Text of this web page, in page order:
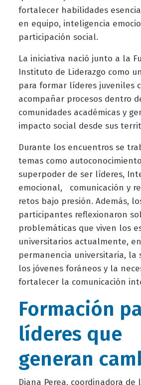
fortalecer habilidades
en equipo, inteligencia
participación social.
La iniciativa nació junto a la
Instituto de Liderazgo como
para formar líderes juveniles
acompañar procesos dentro
comunidades académicas y
impacto social desde sus
Durante los encuentros se
temas como
superpoder de ser líderes,
emocional, comunicación y
retos bajo presión. Además,
participantes reflexionaron
problemáticas que viven los
universitarios actualmente,
permanencia universitaria, la
los jóvenes foráneos y la
fortalecer la comunicación
Formación
líderes que
generan
Diana Perea, coordinadora de